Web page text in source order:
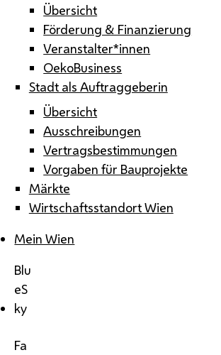
Übersicht
Förderung & Finanzierung
Veranstalter*innen
OekoBusiness
Stadt als Auftraggeberin
Übersicht
Ausschreibungen
Vertragsbestimmungen
Vorgaben für Bauprojekte
Märkte
Wirtschaftsstandort Wien
Mein Wien
Blu
eS
ky
Fa